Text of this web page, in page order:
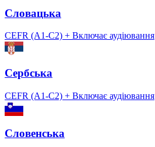
Словацька
CEFR (A1-C2) + Включає аудіювання
Сербська
CEFR (A1-C2) + Включає аудіювання
Словенська